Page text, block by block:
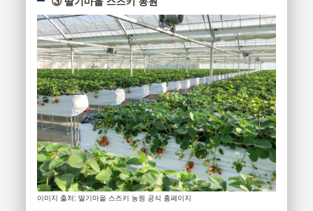
이미지 출처: 딸기마을 스즈키 농원 공식 홈페이지